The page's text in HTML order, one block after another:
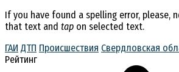
If you have found a spelling error, please,
that text and tap on selected text.
ГАИ ДТП Происшествия Свердловская
Рейтинг